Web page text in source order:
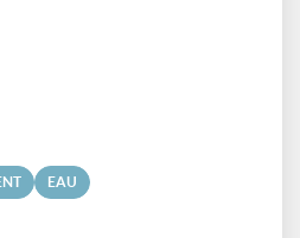
EAU